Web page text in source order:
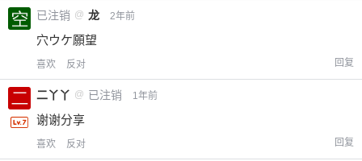
已注销 @ 龙 2年前
穴ウケ願望
喜欢 反对 回复
二丫丫 @ 已注销 1年前
谢谢分享
喜欢 反对 回复